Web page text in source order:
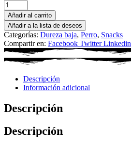
Añadir al carrito
Añadir a la lista de deseos
Categorías: Dureza baja, Perro, Snacks
Compartir en: Facebook Twitter Linkedin
Descripción
Información adicional
Descripción
Descripción